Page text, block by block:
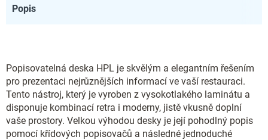
Popis
Popisovatelná deska HPL je skvělým a elegantním řešením
pro prezentaci nejrůznějších informací ve vaší restauraci.
Tento nástroj, který je vyroben z vysokotlakého laminátu a
disponuje kombinací retra i moderny, jistě vkusně doplní
vaše prostory. Velkou výhodou desky je její pohodlný popis
pomocí křídových popisovačů a následné jednoduché